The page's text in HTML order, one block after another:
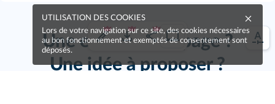
Une erreur sur la page ?
Une idée à proposer ?
UTILISATION DES COOKIES
Lors de votre navigation sur ce site, des cookies nécessaires
au bon fonctionnement et exemptés de consentement sont
déposés.